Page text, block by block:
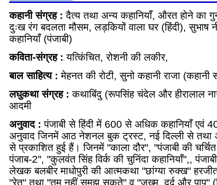
कहानी संग्रह : दैत्य तथा अन्य कहानियाँ, औरत होने का
दुःख रंग बदलता मौसम, लड़कियों वाला घर (हिंदी), सुभाष
कहानियाँ (पंजाबी)
कविता-संग्रह : यत्किंचित, रोशनी की लकीर,
बाल साहित्य : मेहनत की रोटी, सुनो कहानी राजा (कहानी
लघुकथा संग्रह : कथाबिंदु (रूपसिंह चंदेल और हीरालाल
आदमी
अनुवाद : पंजाबी से हिंदी में 600 से अधिक कहानियाँ एवं
अनुवाद जिनमें आठ नेशनल बुक ट्रस्ट, नई दिल्ली से तथा
से प्रकाशित हुई हैं। जिनमें "काला दौर", "पंजाबी की
पंजाब-2", "कुलवंत सिंह विर्क की चुनिंदा कहानियाँ",,
लेखक बलबीर माधोपुरी की आत्मकथा "छांग्या रुक्ख"
"रेत" तथा "तुम नहीं समझ सकते" व "ज़ख़्म, दर्द और पाप"